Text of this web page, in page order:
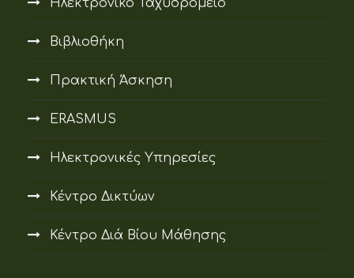
Ηλεκτρονικό Ταχυδρομείο
Βιβλιοθήκη
Πρακτική Άσκηση
ERASMUS
Ηλεκτρονικές Υπηρεσίες
Κέντρο Δικτύων
Κέντρο Διά Βίου Μάθησης